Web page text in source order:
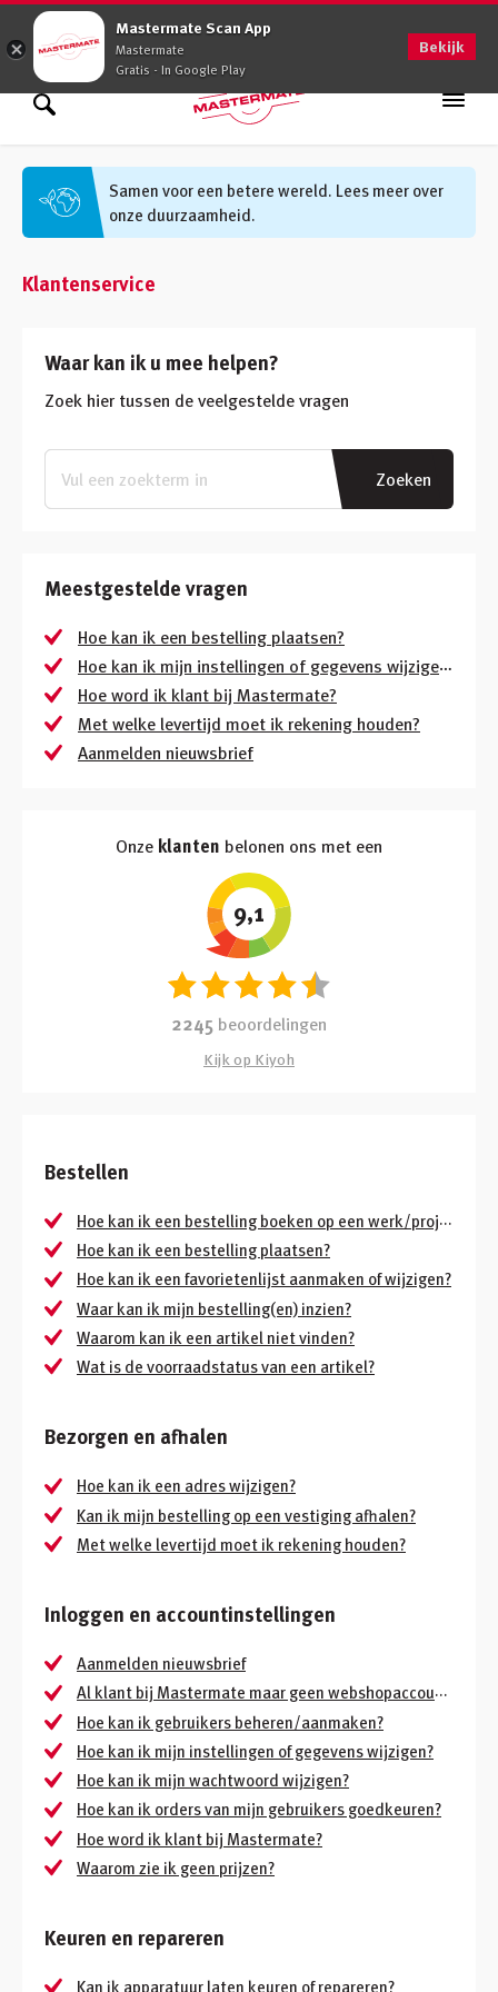
Mastermate Scan App
Mastermate
Gratis - In Google Play
Bekijk
0900 - 0509
Assortiment
Oplossingen
Werken bij
Klantenservice
Inloggen
Zoek binnen assortiment
Zoek informatie
Samen voor een betere wereld. Lees meer over
onze duurzaamheid.
Klantenservice
Waar kan ik u mee helpen?
Zoek hier tussen de veelgestelde vragen
Zoeken
Meestgestelde vragen
Hoe kan ik een bestelling plaatsen?
Hoe kan ik mijn instellingen of gegevens wijzigen?
Hoe word ik klant bij Mastermate?
Met welke levertijd moet ik rekening houden?
Aanmelden nieuwsbrief
Onze klanten belonen ons met een
9,1
2245 beoordelingen
Kijk op Kiyoh
Bestellen
Hoe kan ik een bestelling boeken op een werk/project?
Hoe kan ik een bestelling plaatsen?
Hoe kan ik een favorietenlijst aanmaken of wijzigen?
Waar kan ik mijn bestelling(en) inzien?
Waarom kan ik een artikel niet vinden?
Wat is de voorraadstatus van een artikel?
Bezorgen en afhalen
Hoe kan ik een adres wijzigen?
Kan ik mijn bestelling op een vestiging afhalen?
Met welke levertijd moet ik rekening houden?
Inloggen en accountinstellingen
Aanmelden nieuwsbrief
Al klant bij Mastermate maar geen webshopaccount?
Hoe kan ik gebruikers beheren/aanmaken?
Hoe kan ik mijn instellingen of gegevens wijzigen?
Hoe kan ik mijn wachtwoord wijzigen?
Hoe kan ik orders van mijn gebruikers goedkeuren?
Hoe word ik klant bij Mastermate?
Waarom zie ik geen prijzen?
Keuren en repareren
Kan ik apparatuur laten keuren of repareren?